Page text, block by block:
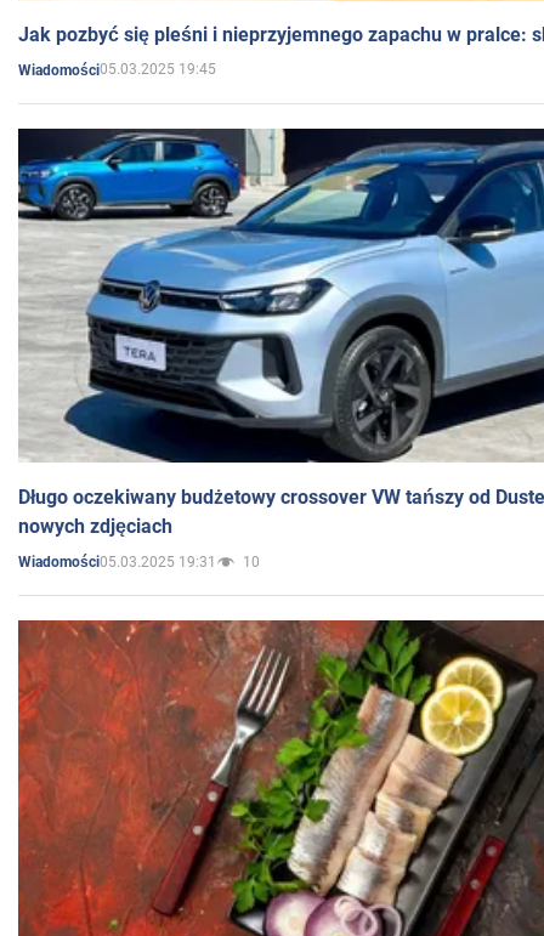
Jak pozbyć się pleśni i nieprzyjemnego zapachu w pralce:
Wiadomości05.03.2025 19:45
Długo oczekiwany budżetowy crossover VW tańszy od
nowych zdjęciach
Wiadomości05.03.2025 19:31 10